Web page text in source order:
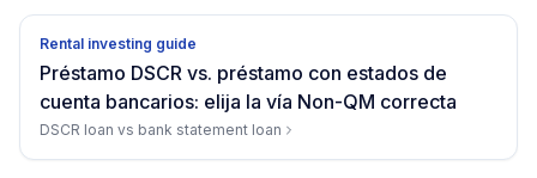
Rental investing guide
Préstamo DSCR vs. préstamo con estados de
cuenta bancarios: elija la vía Non-QM correcta
DSCR loan vs bank statement loan